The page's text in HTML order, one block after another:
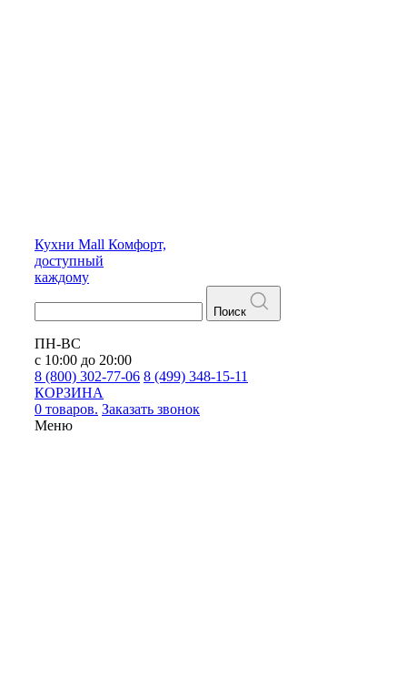
Кухни Mall Комфорт,
доступный
каждому
Поиск
ПН-ВС
с 10:00 до 20:00
8 (800) 302-77-06 8 (499) 348-15-11
КОРЗИНА
0 товаров. Заказать звонок
Меню